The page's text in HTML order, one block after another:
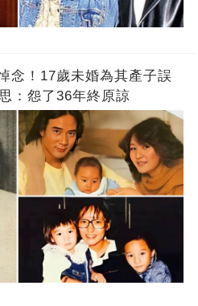
念！17歲未婚為其產子誤
：怨了36年終原諒